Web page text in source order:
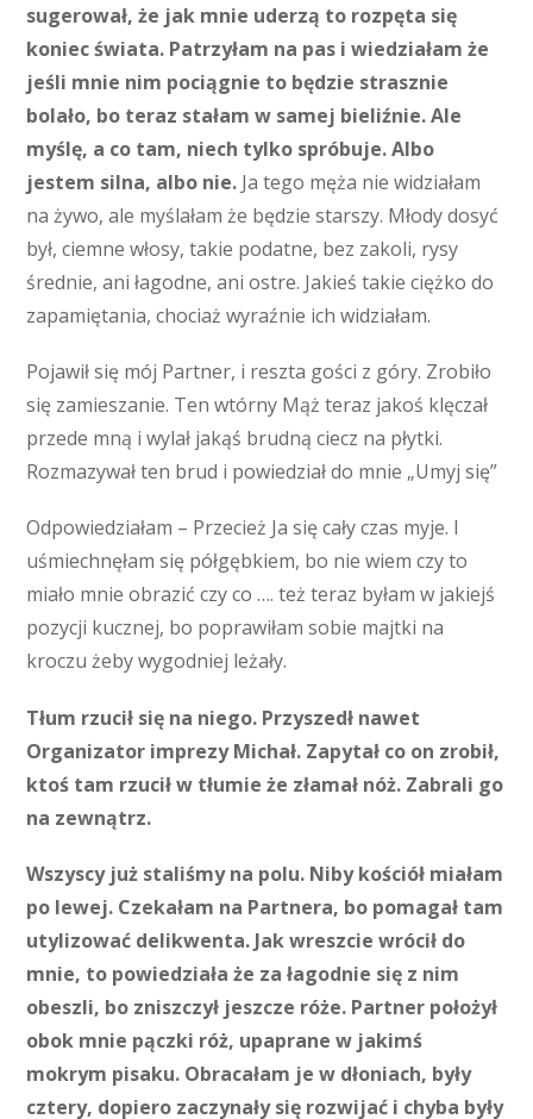
sugerował, że jak mnie uderzą to rozpęta się
koniec świata. Patrzyłam na pas i wiedziałam że
jeśli mnie nim pociągnie to będzie strasznie
bolało, bo teraz stałam w samej bieliźnie. Ale
myślę, a co tam, niech tylko spróbuje. Albo
jestem silna, albo nie. Ja tego męża nie widziałam
na żywo, ale myślałam że będzie starszy. Młody dosyć
był, ciemne włosy, takie podatne, bez zakoli, rysy
średnie, ani łagodne, ani ostre. Jakieś takie ciężko do
zapamiętania, chociaż wyraźnie ich widziałam.
Pojawił się mój Partner, i reszta gości z góry. Zrobiło
się zamieszanie. Ten wtórny Mąż teraz jakoś klęczał
przede mną i wylał jakąś brudną ciecz na płytki.
Rozmazywał ten brud i powiedział do mnie „Umyj się”
Odpowiedziałam – Przecież Ja się cały czas myje. I
uśmiechnęłam się półgębkiem, bo nie wiem czy to
miało mnie obrazić czy co …. też teraz byłam w jakiejś
pozycji kucznej, bo poprawiłam sobie majtki na
kroczu żeby wygodniej leżały.
Tłum rzucił się na niego. Przyszedł nawet
Organizator imprezy Michał. Zapytał co on zrobił,
ktoś tam rzucił w tłumie że złamał nóż. Zabrali go
na zewnątrz.
Wszyscy już staliśmy na polu. Niby kościół miałam
po lewej. Czekałam na Partnera, bo pomagał tam
utylizować delikwenta. Jak wreszcie wrócił do
mnie, to powiedziała że za łagodnie się z nim
obeszli, bo zniszczył jeszcze róże. Partner położył
obok mnie pączki róż, upaprane w jakimś
mokrym pisaku. Obracałam je w dłoniach, były
cztery, dopiero zaczynały się rozwijać i chyba były